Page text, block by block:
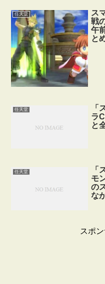
任天堂
ス
戦
午
と
任天堂
「
ラ
と
任天堂
「
モ
の
な
スポ